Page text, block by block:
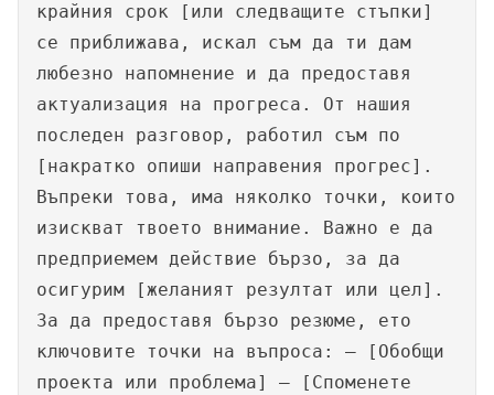
крайния срок [или следващите стъпки]
се приближава, искал съм да ти дам
любезно напомнение и да предоставя
актуализация на прогреса. От нашия
последен разговор, работил съм по
[накратко опиши направения прогрес].
Въпреки това, има няколко точки, които
изискват твоето внимание. Важно е да
предприемем действие бързо, за да
осигурим [желаният резултат или цел].
За да предоставя бързо резюме, ето
ключовите точки на въпроса: – [Обобщи
проекта или проблема] – [Споменете